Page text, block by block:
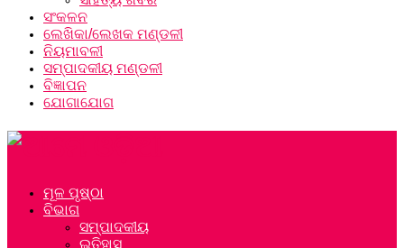
ସଂକଳନ
ଲେଖିକା/ଲେଖକ ମଣ୍ଡଳୀ
ନିୟମାବଳୀ
ସମ୍ପାଦକୀୟ ମଣ୍ଡଳୀ
ବିଜ୍ଞାପନ
ଯୋଗାଯୋଗ
ମୂଳ ପୃଷ୍ଠା
ବିଭାଗ
ସମ୍ପାଦକୀୟ
ଇତିହାସ